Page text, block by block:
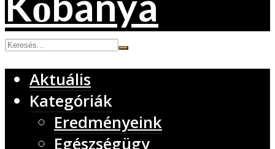
Aktuális
Kategóriák
Eredményeink
Egészségügy